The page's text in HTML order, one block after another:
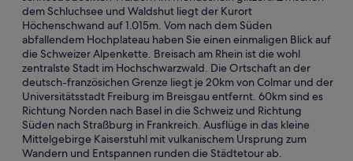
dem Schluchsee und Waldshut liegt der Kurort
Höchenschwand auf 1.015m. Vom nach dem Süden
abfallendem Hochplateau haben Sie einen einmaligen Blick auf
die Schweizer Alpenkette. Breisach am Rhein ist die wohl
zentralste Stadt im Hochschwarzwald. Die Ortschaft an der
deutsch-französichen Grenze liegt je 20km von Colmar und der
Universitätsstadt Freiburg im Breisgau entfernt. 60km sind es
Richtung Norden nach Basel in die Schweiz und Richtung
Süden nach Straßburg in Frankreich. Ausflüge in das kleine
Mittelgebirge Kaiserstuhl mit vulkanischem Ursprung zum
Wandern und Entspannen runden die Städtetour ab.